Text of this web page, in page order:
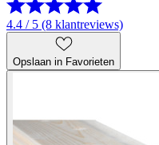
4.4 / 5 (8 klantreviews)
Opslaan in Favorieten